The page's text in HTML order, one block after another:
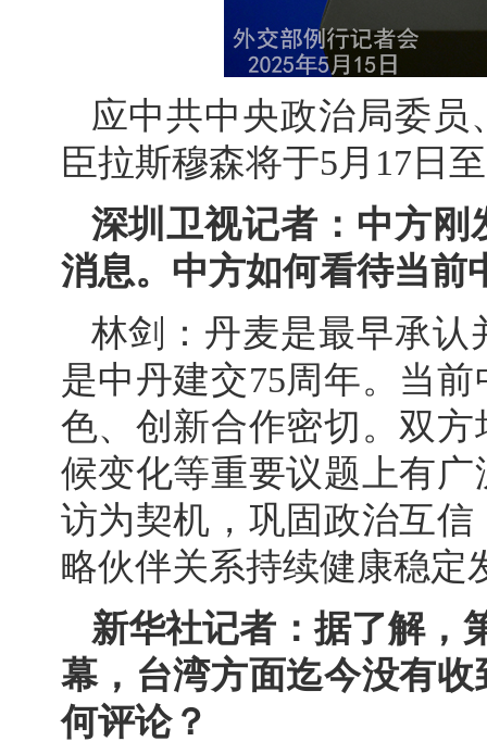
应中共中央政治局委
臣拉斯穆森将于5月17日
深圳卫视记者：中方刚
消息。中方如何看待当前
林剑：丹麦是最早承认
是中丹建交75周年。当
色、创新合作密切。双
候变化等重要议题上有
访为契机，巩固政治互
略伙伴关系持续健康稳定
新华社记者：据了解，
幕，台湾方面迄今没有
何评论？